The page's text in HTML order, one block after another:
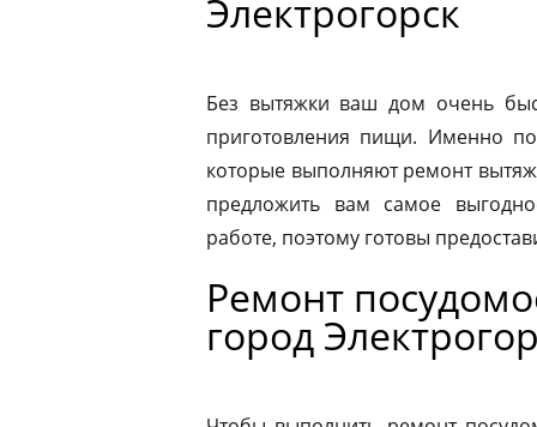
Электрогорск
Без вытяжки ваш дом очень
приготовления пищи. Именно
которые выполняют ремонт
предложить вам самое
работе, поэтому готовы
Ремонт
город